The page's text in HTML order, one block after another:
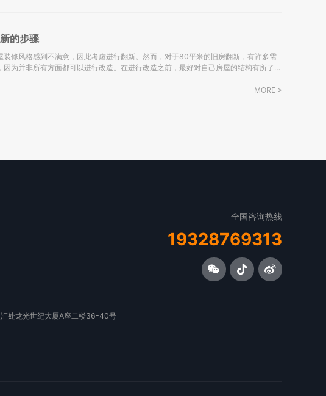
的步骤
装修风格感到不满意，因此考虑进行翻新。然而，对于80平米的旧房翻新，有许多需
因为并非所有方面都可以进行改造。在进行改造之前，最好对自己房屋的结构有所了
MORE >
处龙光世纪大厦A座二楼36-40号
全国咨询热线
19328769313